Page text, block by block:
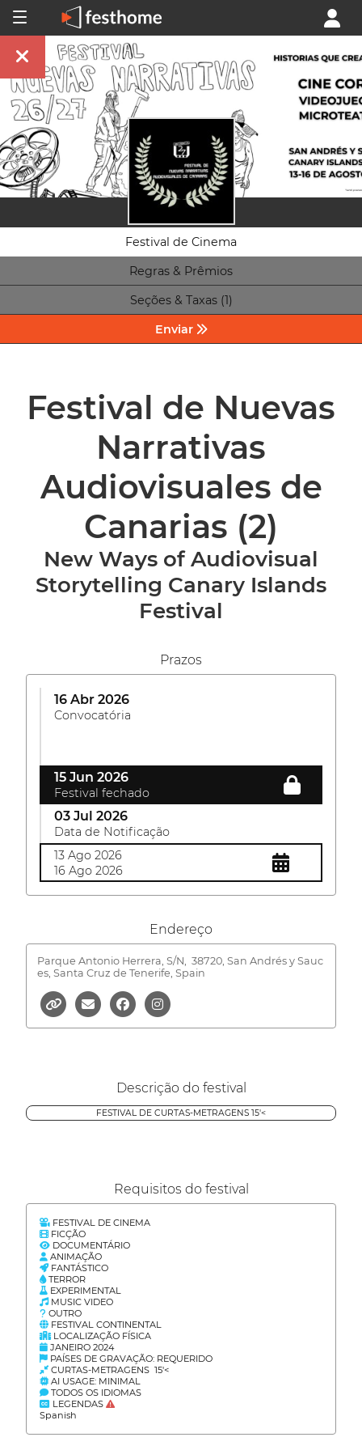
Festival de Cinema
Regras & Prêmios
Seções & Taxas (1)
Enviar
Festival de Nuevas
Narrativas
Audiovisuales de
Canarias (2)
New Ways of Audiovisual
Storytelling Canary Islands
Festival
Prazos
16 Abr 2026
Convocatória
15 Jun 2026
Festival fechado
03 Jul 2026
Data de Notificação
13 Ago 2026
16 Ago 2026
Endereço
Parque Antonio Herrera, S/N,
38720, San Andrés y Sauc
es, Santa Cruz de Tenerife, Spain
Descrição do festival
FESTIVAL DE CURTAS-METRAGENS 15'<
Requisitos do festival
FESTIVAL DE CINEMA
FICÇÃO
DOCUMENTÁRIO
ANIMAÇÃO
FANTÁSTICO
TERROR
EXPERIMENTAL
MUSIC VIDEO
OUTRO
FESTIVAL CONTINENTAL
LOCALIZAÇÃO FÍSICA
JANEIRO 2024
PAÍSES DE GRAVAÇÃO: REQUERIDO
CURTAS-METRAGENS 15'<
AI USAGE: MINIMAL
TODOS OS IDIOMAS
LEGENDAS
Spanish